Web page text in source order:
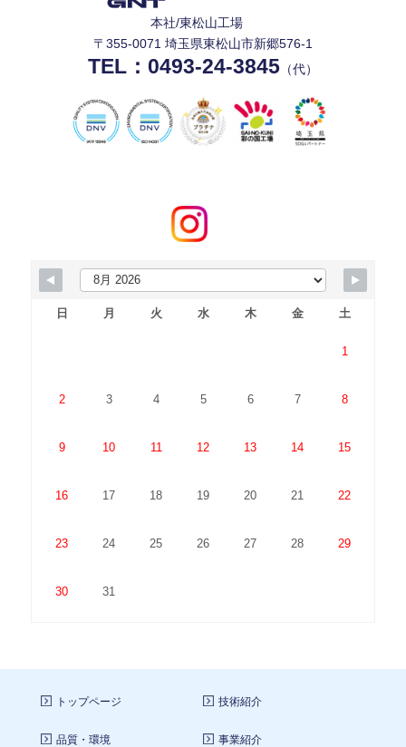
厳重な管理を行ないます。
お客さまからお預かりした個人情報は、当社からの
ご連絡や業務のご案内やご質問に対する回答とし
個人情報の第三者への開示・提供の禁止
に管理し、次のいずれかに該当する場合を除き、個
人情報を第三者に開示いたしません。
・お客さまが希望されるサービスを行なうために当
・法令に基づき開示することが必要である場合
当社は、個人情報の正確性及び安全性確保のため
ご本人の照会
認の上、対応させていただきます。
法令、規範の遵守と見直し
本社/東松山工場
〒355-0071 埼玉県東松山市新郷576-1
TEL： 0493-24-3845 （代）
日 月 火 水 木 金 土
1
2 3 4 5 6 7 8
9 10 11 12 13 14 15
16 17 18 19 20 21 22
23 24 25 26 27 28 29
30 31
トップページ 技術紹介
品質・環境 事業紹介